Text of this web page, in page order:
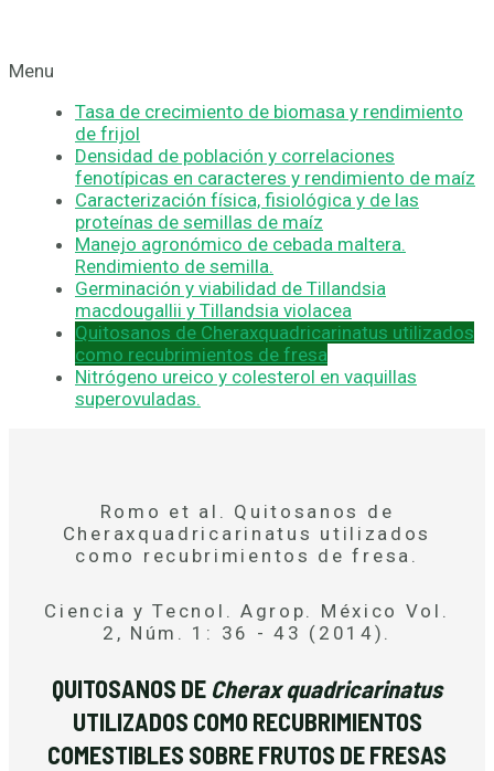
Menu
Tasa de crecimiento de biomasa y rendimiento
de frijol
Densidad de población y correlaciones
fenotípicas en caracteres y rendimiento de maíz
Caracterización física, fisiológica y de las
proteínas de semillas de maíz
Manejo agronómico de cebada maltera.
Rendimiento de semilla.
Germinación y viabilidad de Tillandsia
macdougallii y Tillandsia violacea
Quitosanos de Cheraxquadricarinatus utilizados
como recubrimientos de fresa
Nitrógeno ureico y colesterol en vaquillas
superovuladas.
Romo et al. Quitosanos de
Cheraxquadricarinatus utilizados
como recubrimientos de fresa.
Ciencia y Tecnol. Agrop. México Vol.
2, Núm. 1: 36 - 43 (2014).
QUITOSANOS DE Cherax quadricarinatus
UTILIZADOS COMO RECUBRIMIENTOS
COMESTIBLES SOBRE FRUTOS DE FRESAS